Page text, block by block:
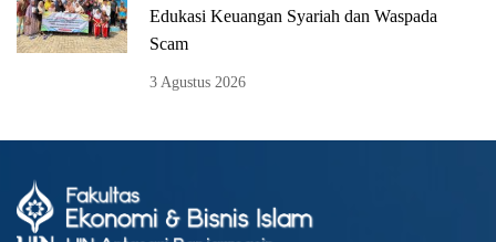
Edukasi Keuangan Syariah dan Waspada
Scam
3 Agustus 2026